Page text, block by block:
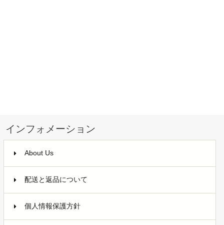
インフォメーション
About Us
配送と返品について
個人情報保護方針